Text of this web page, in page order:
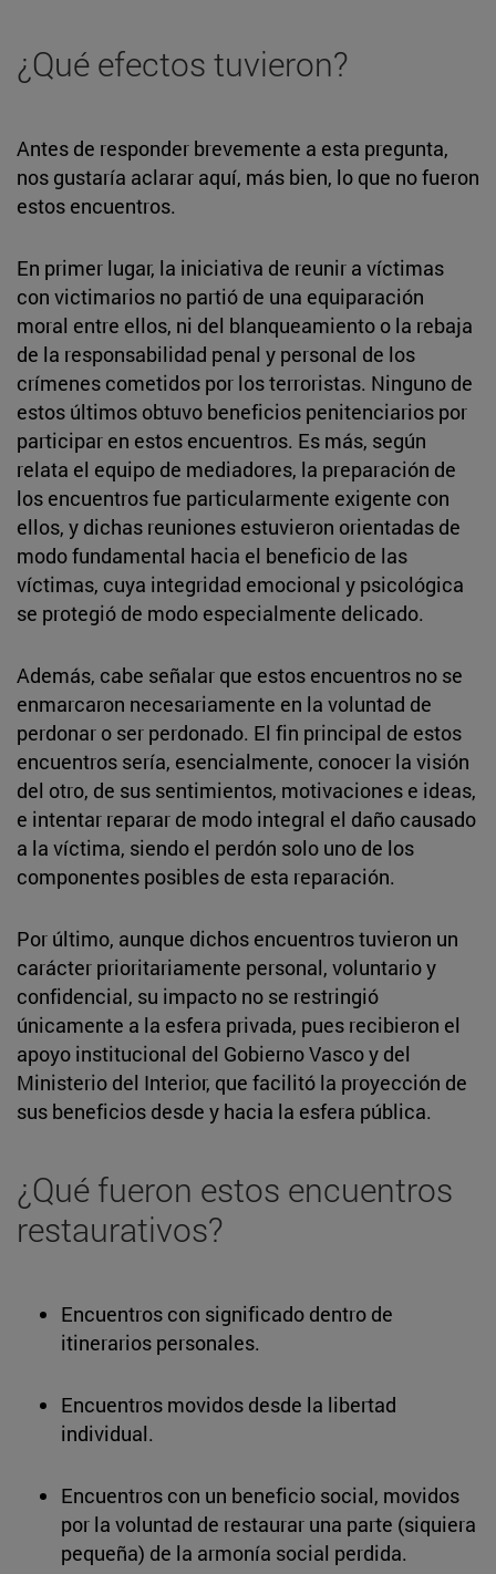
¿Qué efectos tuvieron?
Antes de responder brevemente a esta pregunta,
nos gustaría aclarar aquí, más bien, lo que no fueron
estos encuentros.
En primer lugar, la iniciativa de reunir a víctimas
con victimarios no partió de una equiparación
moral entre ellos, ni del blanqueamiento o la rebaja
de la responsabilidad penal y personal de los
crímenes cometidos por los terroristas. Ninguno de
estos últimos obtuvo beneficios penitenciarios por
participar en estos encuentros. Es más, según
relata el equipo de mediadores, la preparación de
los encuentros fue particularmente exigente con
ellos, y dichas reuniones estuvieron orientadas de
modo fundamental hacia el beneficio de las
víctimas, cuya integridad emocional y psicológica
se protegió de modo especialmente delicado.
Además, cabe señalar que estos encuentros no se
enmarcaron necesariamente en la voluntad de
perdonar o ser perdonado. El fin principal de estos
encuentros sería, esencialmente, conocer la visión
del otro, de sus sentimientos, motivaciones e ideas,
e intentar reparar de modo integral el daño causado
a la víctima, siendo el perdón solo uno de los
componentes posibles de esta reparación.
Por último, aunque dichos encuentros tuvieron un
carácter prioritariamente personal, voluntario y
confidencial, su impacto no se restringió
únicamente a la esfera privada, pues recibieron el
apoyo institucional del Gobierno Vasco y del
Ministerio del Interior, que facilitó la proyección de
sus beneficios desde y hacia la esfera pública.
¿Qué fueron estos encuentros
restaurativos?
Encuentros con significado dentro de
itinerarios personales.
Encuentros movidos desde la libertad
individual.
Encuentros con un beneficio social, movidos
por la voluntad de restaurar una parte (siquiera
pequeña) de la armonía social perdida.